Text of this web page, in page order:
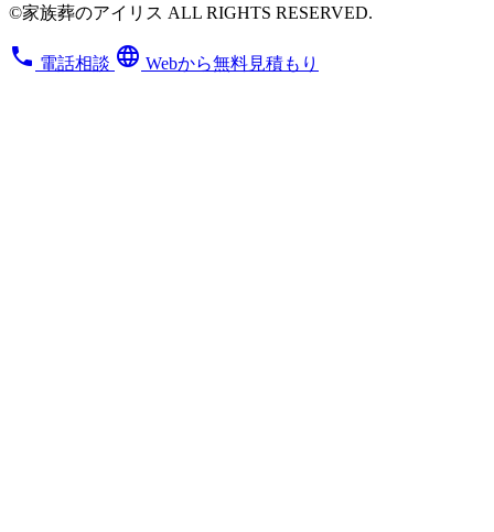
©家族葬のアイリス ALL RIGHTS RESERVED.
phone 電話相談 language Webから無料見積もり